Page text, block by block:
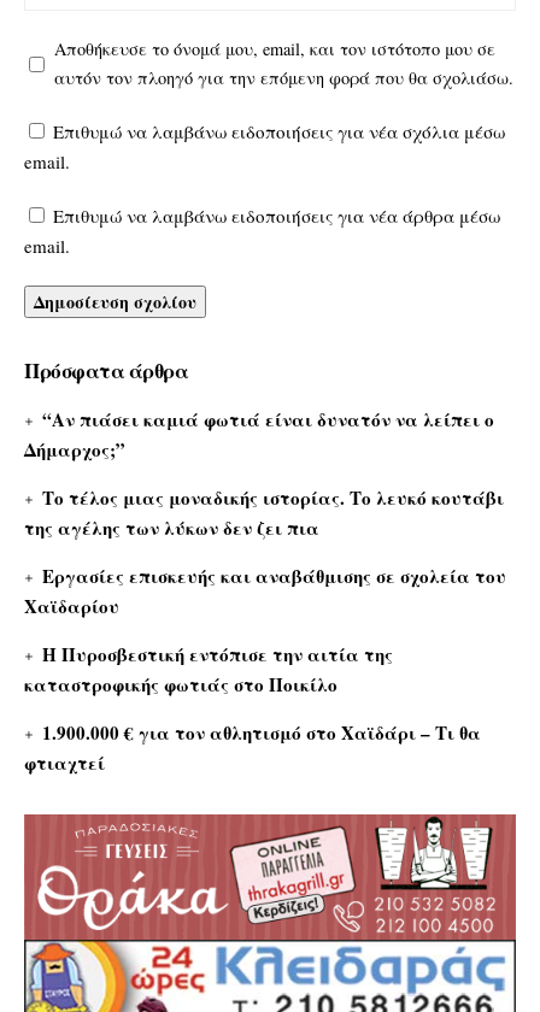
Αποθήκευσε το όνομά μου, email, και τον ιστότοπο μου σε
αυτόν τον πλοηγό για την επόμενη φορά που θα σχολιάσω.
Επιθυμώ να λαμβάνω ειδοποιήσεις για νέα σχόλια μέσω
email.
Επιθυμώ να λαμβάνω ειδοποιήσεις για νέα άρθρα μέσω
email.
Πρόσφατα άρθρα
“Αν πιάσει καμιά φωτιά είναι δυνατόν να λείπει ο
Δήμαρχος;”
Το τέλος μιας μοναδικής ιστορίας. Το λευκό κουτάβι
της αγέλης των λύκων δεν ζει πια
Εργασίες επισκευής και αναβάθμισης σε σχολεία του
Χαϊδαρίου
Η Πυροσβεστική εντόπισε την αιτία της
καταστροφικής φωτιάς στο Ποικίλο
1.900.000 € για τον αθλητισμό στο Χαϊδάρι – Τι θα
φτιαχτεί